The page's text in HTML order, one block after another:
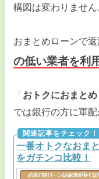
構図は変わりません
おまとめローンで
の低い業者を利
「おトクにおまと
では銀行の方に軍配
一番オトクなおま
をガチンコ比較！